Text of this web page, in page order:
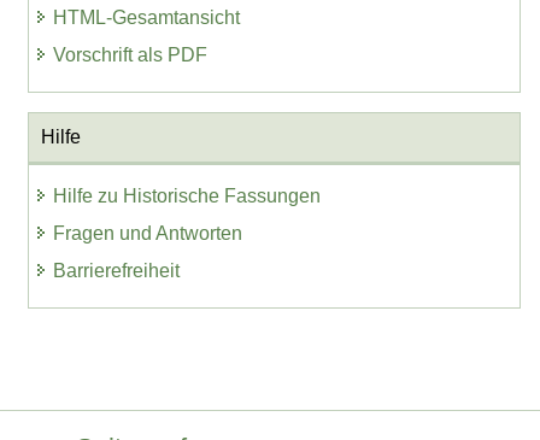
HTML-Gesamtansicht
Vorschrift als PDF
Hilfe
Hilfe zu Historische Fassungen
Fragen und Antworten
Barrierefreiheit